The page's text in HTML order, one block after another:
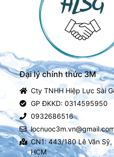
Đại lý chính thức 3M
Cty TNHH Hiệp Lực Sài
GP ĐKKD: 0314595950
0932686516
CN1: 443/180 Lê Văn
HCM